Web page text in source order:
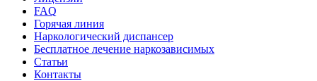
FAQ
Горячая линия
Наркологический диспансер
Бесплатное лечение наркозависимых
Статьи
Контакты